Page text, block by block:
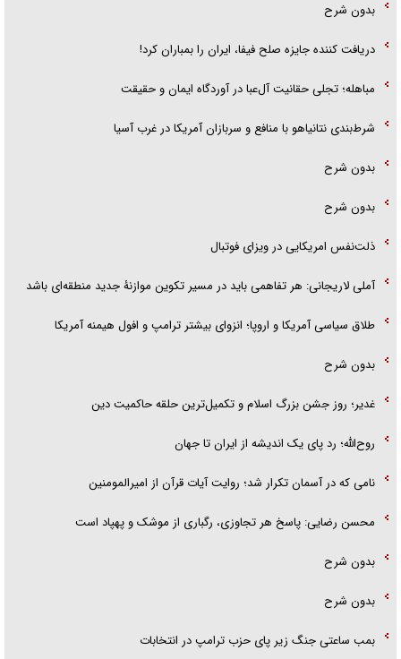
بدون شرح
دریافت کننده جایزه صلح فیفا، ایران را بمباران کرد!
مباهله؛ تجلی حقانیت آل‌عبا در آوردگاه ایمان و حقیقت
شرط‌بندی نتانیاهو با منافع و سربازان آمریکا در غرب آسیا
بدون شرح
بدون شرح
ذلت‌نفس امریکایی در ویزای فوتبال
آملی لاریجانی: هر تفاهمی باید در مسیر تکوین موازنۀ جدید منطقه‌ای باشد
طلاق سیاسی آمریکا و اروپا؛ انزوای بیشتر ترامپ و افول هیمنه آمریکا
بدون شرح
غدیر؛ روز جشن بزرگ اسلام و تکمیل‌ترین حلقه حاکمیت دین
روح‌الله؛ رد پای یک اندیشه از ایران تا جهان
نامی که در آسمان تکرار شد؛ روایت آیات قرآن از امیرالمومنین
محسن رضایی: پاسخ هر تجاوزی، رگباری از موشک و پهپاد است
بدون شرح
بدون شرح
بمب ساعتی جنگ زیر پای حزب ترام‍پ در انتخابات